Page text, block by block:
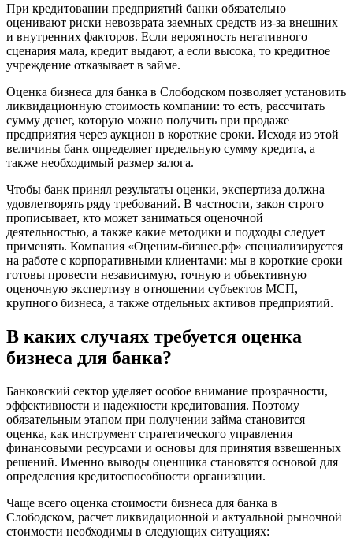
При кредитовании предприятий банки обязательно
оценивают риски невозврата заемных средств из-за внешних
и внутренних факторов. Если вероятность негативного
сценария мала, кредит выдают, а если высока, то кредитное
учреждение отказывает в займе.
Оценка бизнеса для банка в Слободском позволяет установить
ликвидационную стоимость компании: то есть, рассчитать
сумму денег, которую можно получить при продаже
предприятия через аукцион в короткие сроки. Исходя из этой
величины банк определяет предельную сумму кредита, а
также необходимый размер залога.
Чтобы банк принял результаты оценки, экспертиза должна
удовлетворять ряду требований. В частности, закон строго
прописывает, кто может заниматься оценочной
деятельностью, а также какие методики и подходы следует
применять. Компания «Оценим-бизнес.рф» специализируется
на работе с корпоративными клиентами: мы в короткие сроки
готовы провести независимую, точную и объективную
оценочную экспертизу в отношении субъектов МСП,
крупного бизнеса, а также отдельных активов предприятий.
В каких случаях требуется оценка
бизнеса для банка?
Банковский сектор уделяет особое внимание прозрачности,
эффективности и надежности кредитования. Поэтому
обязательным этапом при получении займа становится
оценка, как инструмент стратегического управления
финансовыми ресурсами и основы для принятия взвешенных
решений. Именно выводы оценщика становятся основой для
определения кредитоспособности организации.
Чаще всего оценка стоимости бизнеса для банка в
Слободском, расчет ликвидационной и актуальной рыночной
стоимости необходимы в следующих ситуациях:
Батайск
Бахчисарай
Белая Калитва
Белгород
Белово
Белогорск
Белорецк
Белореченск
Бердск
Березники
Бийск
Биробиджан
Бирск
Бирюч
Благовещенск
Богородицк
Боготол
Бор
Борзя
Борисоглебск
Боровичи
Братск
Бронницы
Брянск
Бугульма
Бугуруслан